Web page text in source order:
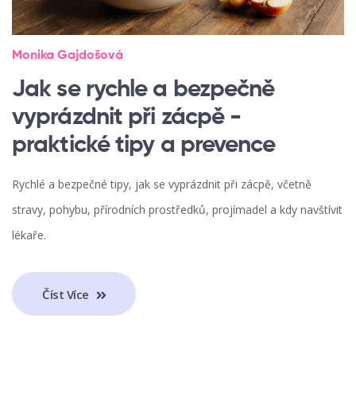
Monika Gajdošová
Jak se rychle a bezpečně
vyprázdnit při zácpě -
praktické tipy a prevence
Rychlé a bezpečné tipy, jak se vyprázdnit při zácpě, včetně
stravy, pohybu, přírodních prostředků, projímadel a kdy navštívit
lékaře.
Číst Více